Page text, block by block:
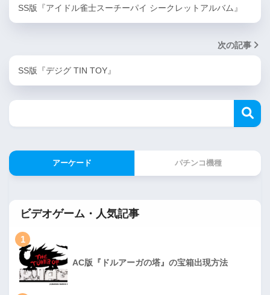
SS版『アイドル雀士スーチーパイ シークレットアルバム』
次の記事
SS版『デジグ TIN TOY』
アーケード パチンコ機種
ビデオゲーム・人気記事
1
AC版『ドルアーガの塔』の宝箱出現方法